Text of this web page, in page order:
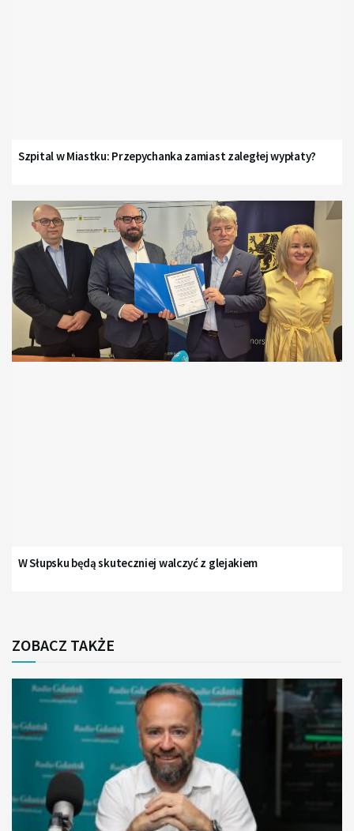
Szpital w Miastku: Przepychanka zamiast zaległej wypłaty?
W Słupsku będą skuteczniej walczyć z glejakiem
ZOBACZ TAKŻE